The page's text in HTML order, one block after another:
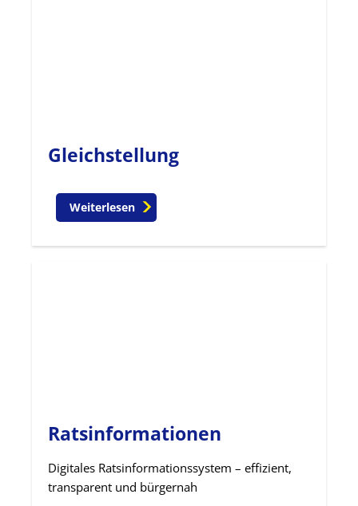
Gleichstellung
Weiterlesen
Ratsinformationen
Digitales Ratsinformationssystem – effizient,
transparent und bürgernah